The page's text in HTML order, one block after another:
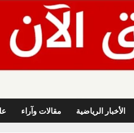
الأخبار الرياضية مقالات وآراء